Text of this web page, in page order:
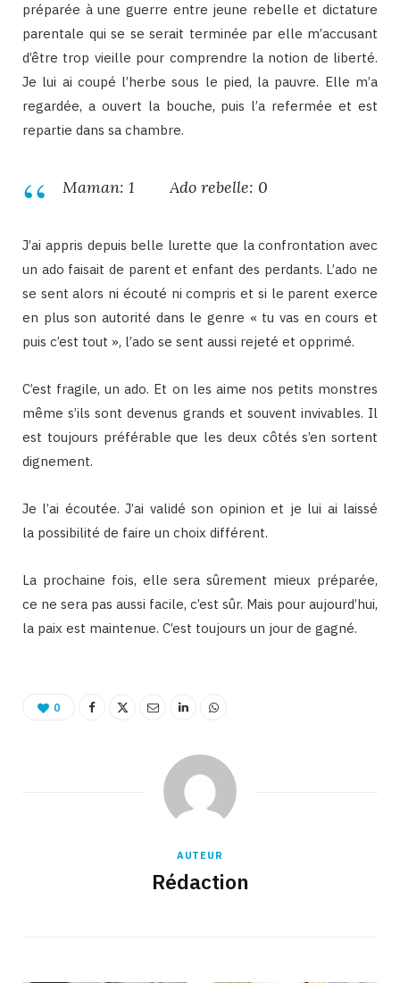
préparée à une guerre entre jeune rebelle et dictature
parentale qui se se serait terminée par elle m’accusant
d’être trop vieille pour comprendre la notion de liberté.
Je lui ai coupé l’herbe sous le pied, la pauvre. Elle m’a
regardée, a ouvert la bouche, puis l’a refermée et est
repartie dans sa chambre.
Maman: 1 Ado rebelle: 0
J’ai appris depuis belle lurette que la confrontation avec
un ado faisait de parent et enfant des perdants. L’ado ne
se sent alors ni écouté ni compris et si le parent exerce
en plus son autorité dans le genre « tu vas en cours et
puis c’est tout », l’ado se sent aussi rejeté et opprimé.
C’est fragile, un ado. Et on les aime nos petits monstres
même s’ils sont devenus grands et souvent invivables. Il
est toujours préférable que les deux côtés s’en sortent
dignement.
Je l’ai écoutée. J’ai validé son opinion et je lui ai laissé
la possibilité de faire un choix différent.
La prochaine fois, elle sera sûrement mieux préparée,
ce ne sera pas aussi facile, c’est sûr. Mais pour aujourd’hui,
la paix est maintenue. C’est toujours un jour de gagné.
0
AUTEUR
Rédaction